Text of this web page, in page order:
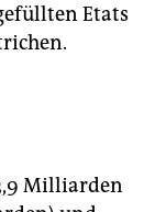
Etats
Milliarden